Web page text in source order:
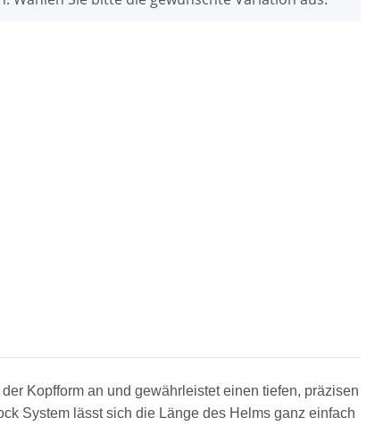
Kopfform an und gewährleistet einen tiefen, präzisen
System lässt sich die Länge des Helms ganz einfach